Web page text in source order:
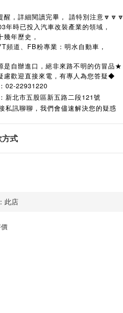
醒，詳細閱讀完畢， 請特別注意🔽🔽🔽
年時已投入汽車改裝產業的領域，
幾年歷史，
頻道、FB粉專業：明水自動車，
是自辦進口，絕非來路不明的仿冒品★
歡迎直接來電，有專人為您答疑◆
02-22931220
新北市五股區新五路二段121號
私訊聊聊，我們會儘速解決您的疑惑
式